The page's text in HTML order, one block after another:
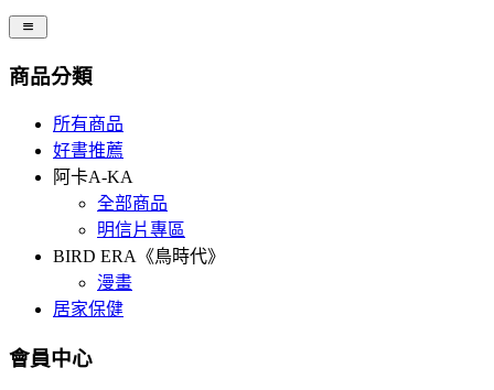
商品分類
所有商品
好書推薦
阿卡A-KA
全部商品
明信片專區
BIRD ERA《鳥時代》
漫畫
居家保健
會員中心